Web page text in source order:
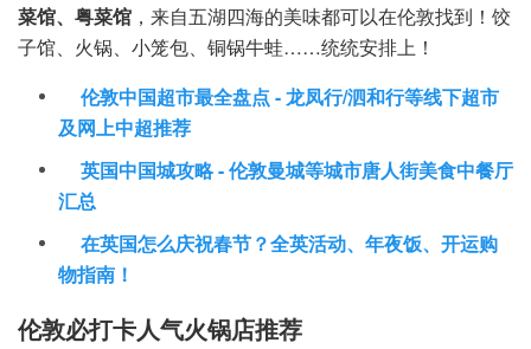
菜馆、粤菜馆 ，来自五湖四海的美味都可以在伦敦找到！饺
子馆、火锅、小笼包、铜锅牛蛙……统统安排上！
伦敦中国超市最全盘点 - 龙凤行/泗和行等线下超市
及网上中超推荐
英国中国城攻略 - 伦敦曼城等城市唐人街美食中餐厅
汇总
在英国怎么庆祝春节？全英活动、年夜饭、开运购
物指南！
伦敦必打卡人气火锅店推荐